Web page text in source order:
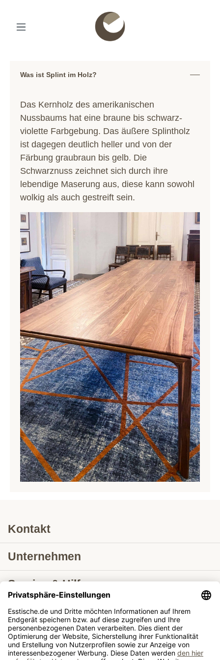
Was ist Splint im Holz?
Das Kernholz des amerikanischen
Nussbaums hat eine braune bis schwarz-
violette Farbgebung. Das äußere Splintholz
ist dagegen deutlich heller und von der
Färbung graubraun bis gelb. Die
Schwarznuss zeichnet sich durch ihre
lebendige Maserung aus, diese kann sowohl
wolkig als auch gestreift sein.
Kontakt
Unternehmen
Service & Hilfe
Lieferung nach
Tische ausziehbar